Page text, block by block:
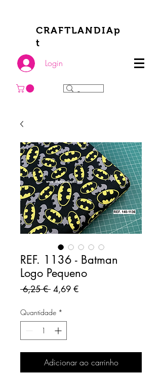
CRAFTLANDIAp
t
Login
REF. 1136 - Batman
Logo Pequeno
6,25 € Preço
4,69 €Preço
Quantidade *
Adicionar ao carrinho